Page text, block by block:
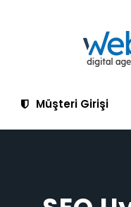
Müşteri Girişi